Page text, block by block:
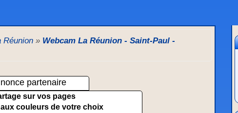
Réunion » Webcam La Réunion - Saint-Paul -
partenaire
sur vos pages
couleurs de votre choix